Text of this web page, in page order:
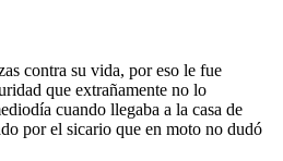
contra su vida, por eso le fue
que extrañamente no lo
cuando llegaba a la casa de
por el sicario que en moto no dudó